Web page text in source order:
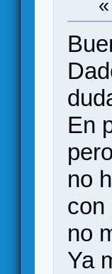
«
En
no
con
no
Ya